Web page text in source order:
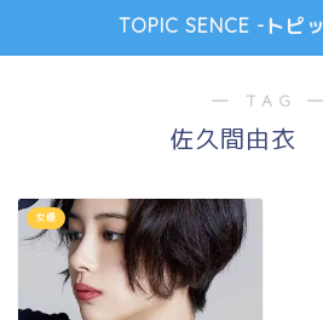
TOPIC SENCE -トピ
― TAG ―
佐久間由衣
女優